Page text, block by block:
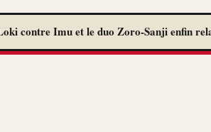
contre Imu et le duo Zoro-Sanji enfin